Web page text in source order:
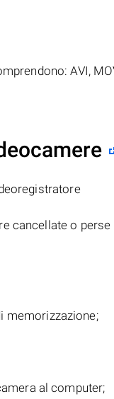
AVI,
cancellate o
memorizzazione;
al computer;